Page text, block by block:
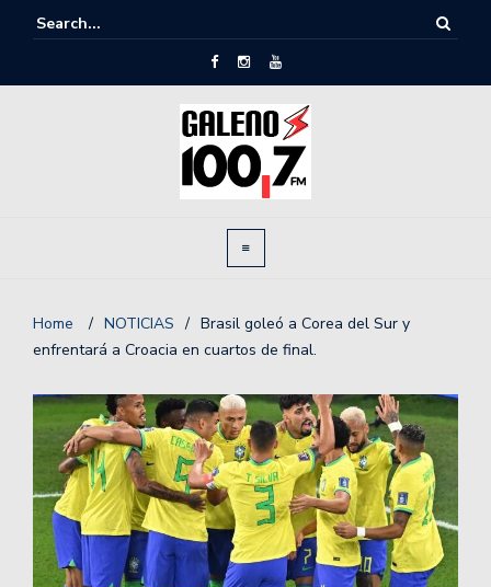
Home / NOTICIAS / Brasil goleó a Corea del Sur y
enfrentará a Croacia en cuartos de final.